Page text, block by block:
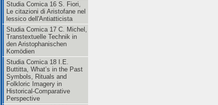
Studia Comica 16 S. Fiori,
Le citazioni di Aristofane nel
lessico dell'Antiatticista
Studia Comica 17 C. Michel,
Transtextuelle Technik in
den Aristophanischen
Komödien
Studia Comica 18 I.E.
Buttitta, What’s in the Past
Symbols, Rituals and
Folkloric Imagery in
Historical-Comparative
Perspective